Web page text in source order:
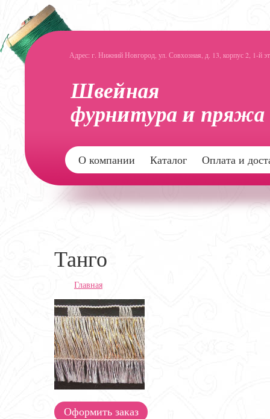
Адрес: г. Нижний Новгород, ул. Совхозная, д. 13, корпус 2, 1-й
О компании Каталог Оплата и
Танго
Главная
Оформить заказ